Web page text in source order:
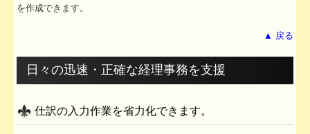
を作成できます。
▲ 戻る
日々の迅速・正確な経理事務を支援
仕訳の入力作業を省力化できます。